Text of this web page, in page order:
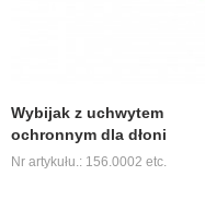
Wybijak z uchwytem
ochronnym dla dłoni
Nr artykułu.: 156.0002 etc.